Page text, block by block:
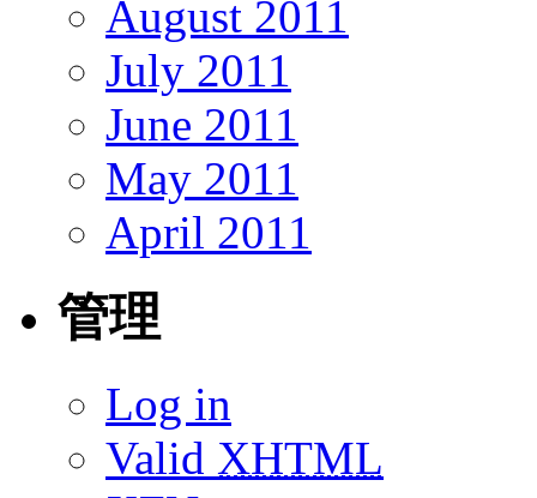
August 2011
July 2011
June 2011
May 2011
April 2011
管理
Log in
Valid XHTML